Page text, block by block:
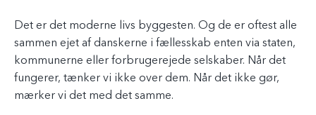
Det er det moderne livs byggesten. Og de er oftest alle
sammen ejet af danskerne i fællesskab enten via staten,
kommunerne eller forbrugerejede selskaber. Når det
fungerer, tænker vi ikke over dem. Når det ikke gør,
mærker vi det med det samme.